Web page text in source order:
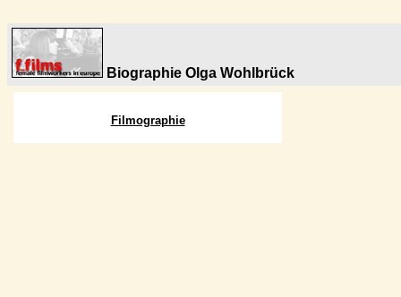
Biographie Olga Wohlbrück
Filmographie